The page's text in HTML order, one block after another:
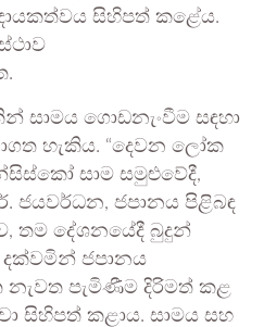
සිහිපත් කළේය.
සාමය ගොඩනැංවීම සඳහා
හැකිය. “දෙවන ලෝක
සාම සමුළුවේදී,
ජයවර්ධන, ජපානය පිළිබඳ
තම දේශනයේදී බුදුන්
ජපානය
නැවත පැමිණීම දිරිමත් කළ
සිහිපත් කළාය. සාමය සහ